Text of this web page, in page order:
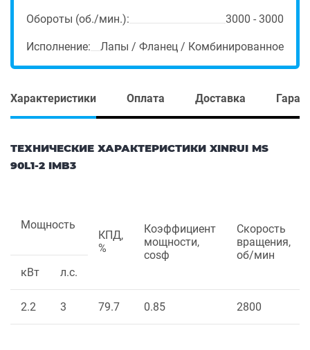
Обороты (об./мин.): 3000 - 3000
Исполнение: Лапы / Фланец / Комбинированное
Характеристики Оплата Доставка
ТЕХНИЧЕСКИЕ ХАРАКТЕРИСТИКИ XINRUI MS
90L1-2 IMB3
Мощность
КПД,
%
Коэффициент
мощности,
cosф
Скорость
вращения,
об/мин
кВт
л.с.
2.2 3 79.7 0.85 2800